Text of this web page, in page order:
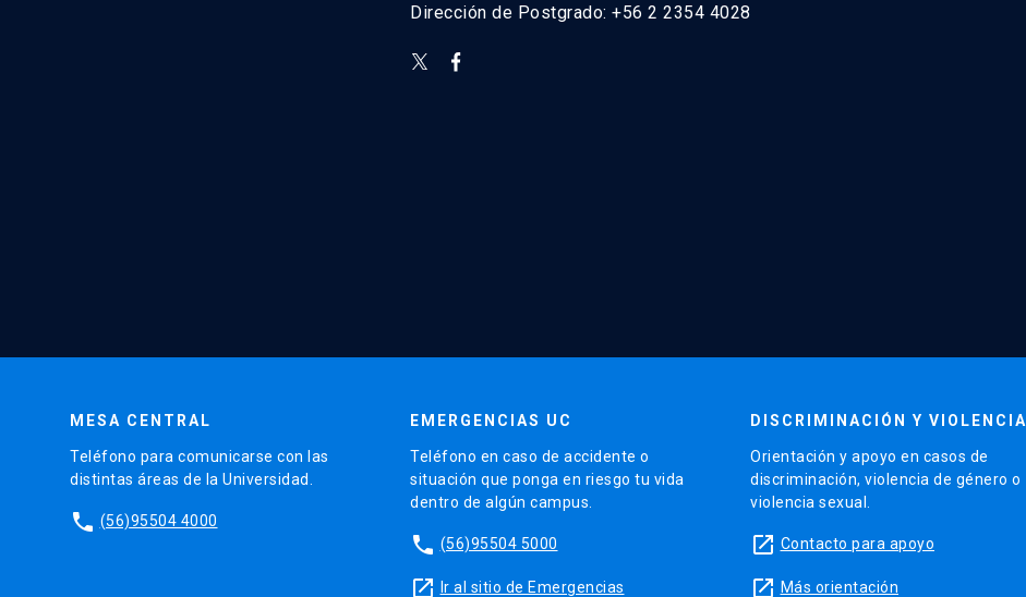
Dirección de Postgrado: +56 2 2354 4028
MESA CENTRAL
Teléfono para comunicarse con las
distintas áreas de la Universidad.
phone (56)95504 4000
EMERGENCIAS UC
Teléfono en caso de accidente o
situación que ponga en riesgo tu vida
dentro de algún campus.
phone (56)95504 5000
launch Ir al sitio de Emergencias
DISCRIMINACIÓN Y VIOLENCIA
Orientación y apoyo en casos de
discriminación, violencia de género o
violencia sexual.
launch Contacto para apoyo
launch Más orientación